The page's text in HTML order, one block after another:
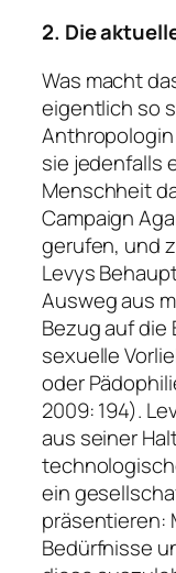
2. Die
Was macht
eigentlich so
sie jedenfalls
Menschheit
Campaign
gerufen, und
Levys
Ausweg aus
Bezug auf die
sexuelle
oder
2009: 194).
aus seiner
ein
präsentieren:
Bedürfnisse